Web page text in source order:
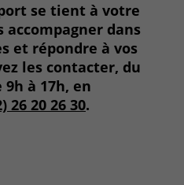
se tient à votre
dans
et répondre à vos
les contacter, du
à 17h, en
26 20 26 30.